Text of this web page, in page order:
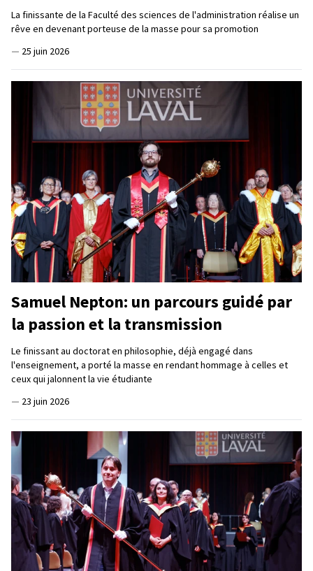
La finissante de la Faculté des sciences de l'administration réalise un
rêve en devenant porteuse de la masse pour sa promotion
— 25 juin 2026
Samuel Nepton: un parcours guidé par
la passion et la transmission
Le finissant au doctorat en philosophie, déjà engagé dans
l'enseignement, a porté la masse en rendant hommage à celles et
ceux qui jalonnent la vie étudiante
— 23 juin 2026